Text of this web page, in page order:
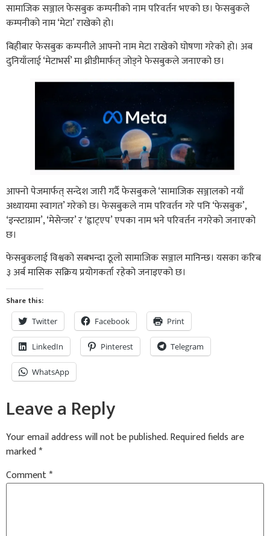
सामाजिक सञ्जाल फेसबुक कम्पनीको नाम परिवर्तन भएको छ। फेसबुकले
कम्पनीको नाम ‘मेटा’ राखेको हो।
बिहीबार फेसबुक कम्पनीले आफ्नो नाम मेटा राखेको घोषणा गरेको हो। अब
दुनियाँलाई ‘मेटाभर्स’ मा थ्रीडीमार्फत् जोड्ने फेसबुकले जनाएको छ।
आफ्नो पेजमार्फत् सन्देश जारी गर्दै फेसबुकले ‘सामाजिक सञ्जालको नयाँ
अध्यायमा स्वागत’ गरेको छ। फेसबुकले नाम परिवर्तन गरे पनि ‘फेसबुक’,
‘इन्स्टाग्राम’, ‘मेसेन्जर’ र ‘ह्वाट्एप’ एपका नाम भने परिवर्तन नगरेको जनाएको
छ।
फेसबुकलाई विश्वको सबभन्दा ठूलो सामाजिक सञ्जाल मानिन्छ। यसका करिब
३ अर्ब मासिक सक्रिय प्रयोगकर्ता रहेको जनाइएको छ।
Share this:
Twitter Facebook Print
LinkedIn Pinterest Telegram
WhatsApp
Leave a Reply
Your email address will not be published.Required fields are
marked*
Comment*